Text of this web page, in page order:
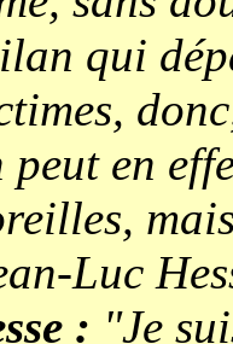
qui
peut en
Luc
: "Je